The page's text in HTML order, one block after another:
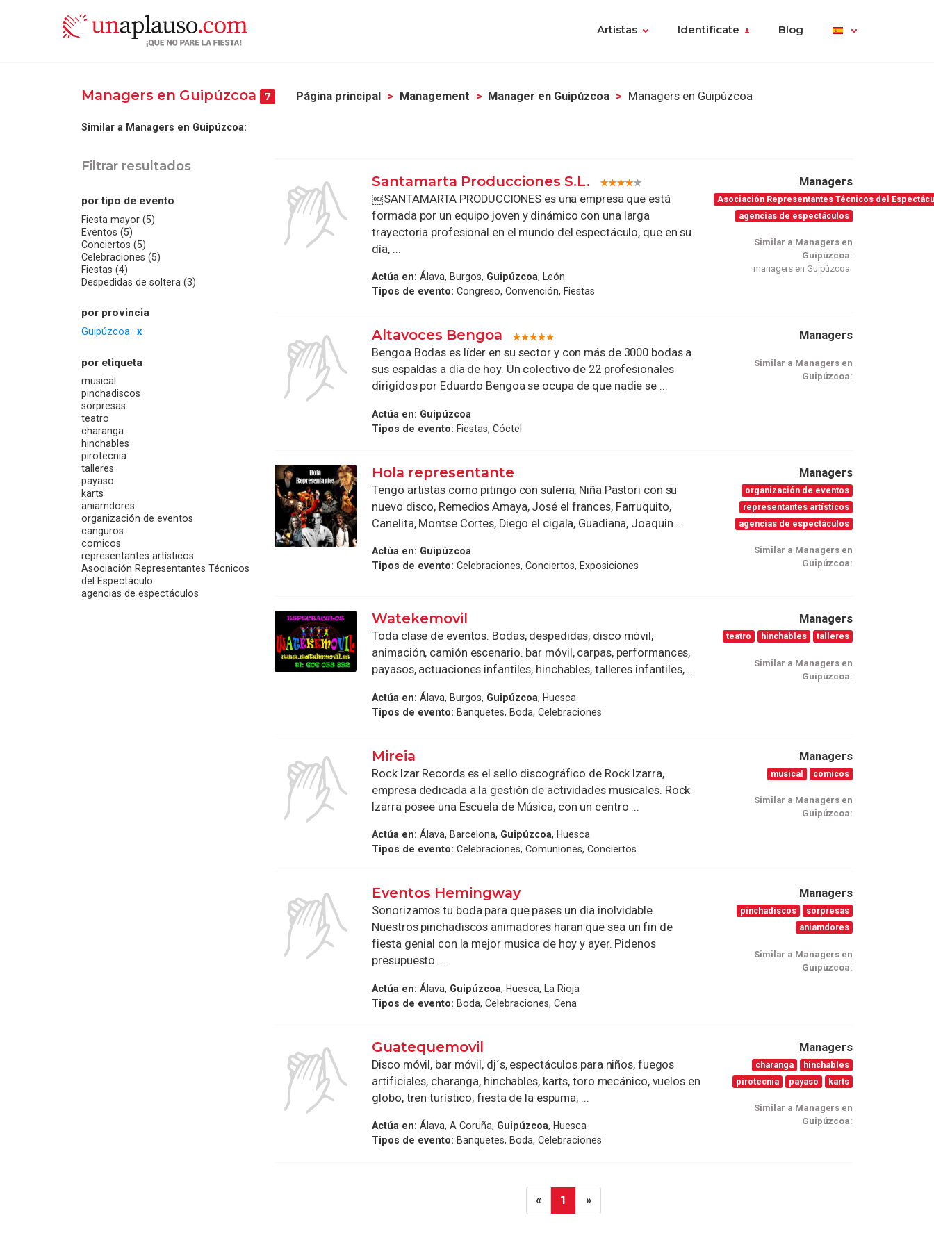
Artistas Identifícate Blog
Managers en Guipúzcoa 7 Página principal Management Manager en Guipúzcoa Managers en Guipúzcoa
Similar a Managers en Guipúzcoa:
Filtrar resultados
por tipo de evento
Fiesta mayor (5)
Eventos (5)
Conciertos (5)
Celebraciones (5)
Fiestas (4)
Despedidas de soltera (3)
por provincia
Guipúzcoa
por etiqueta
musical
pinchadiscos
sorpresas
teatro
charanga
hinchables
pirotecnia
talleres
payaso
karts
aniamdores
organización de eventos
canguros
comicos
representantes artísticos
Asociación Representantes Técnicos
del Espectáculo
agencias de espectáculos
Santamarta Producciones S.L.
￼SANTAMARTA PRODUCCIONES es una empresa que está
formada por un equipo joven y dinámico con una larga
trayectoria profesional en el mundo del espectáculo, que en su
día, ...
Actúa en: Álava, Burgos, Guipúzcoa, León
Tipos de evento: Congreso, Convención, Fiestas
Managers
Asociación Representantes Técnicos del
agencias de espectáculos
Similar a Managers en
Guipúzcoa:
managers en Guipúzcoa
Altavoces Bengoa
Bengoa Bodas es líder en su sector y con más de 3000 bodas a
sus espaldas a día de hoy. Un colectivo de 22 profesionales
dirigidos por Eduardo Bengoa se ocupa de que nadie se ...
Actúa en: Guipúzcoa
Tipos de evento: Fiestas, Cóctel
Managers
Similar a Managers en
Guipúzcoa:
Hola representante
Tengo artistas como pitingo con suleria, Niña Pastori con su
nuevo disco, Remedios Amaya, José el frances, Farruquito,
Canelita, Montse Cortes, Diego el cigala, Guadiana, Joaquin ...
Actúa en: Guipúzcoa
Tipos de evento: Celebraciones, Conciertos, Exposiciones
Managers
organización de eventos
representantes artísticos
agencias de espectáculos
Similar a Managers en
Guipúzcoa:
Watekemovil
Toda clase de eventos. Bodas, despedidas, disco móvil,
animación, camión escenario. bar móvil, carpas, performances,
payasos, actuaciones infantiles, hinchables, talleres infantiles, ...
Actúa en: Álava, Burgos, Guipúzcoa, Huesca
Tipos de evento: Banquetes, Boda, Celebraciones
Managers
teatro hinchables talleres
Similar a Managers en
Guipúzcoa:
Mireia
Rock Izar Records es el sello discográfico de Rock Izarra,
empresa dedicada a la gestión de actividades musicales. Rock
Izarra posee una Escuela de Música, con un centro ...
Actúa en: Álava, Barcelona, Guipúzcoa, Huesca
Tipos de evento: Celebraciones, Comuniones, Conciertos
Managers
musical comicos
Similar a Managers en
Guipúzcoa:
Eventos Hemingway
Sonorizamos tu boda para que pases un dia inolvidable.
Nuestros pinchadiscos animadores haran que sea un fin de
fiesta genial con la mejor musica de hoy y ayer. Pidenos
presupuesto ...
Actúa en: Álava, Guipúzcoa, Huesca, La Rioja
Tipos de evento: Boda, Celebraciones, Cena
Managers
pinchadiscos
sorpresas
aniamdores
Similar a Managers en
Guipúzcoa:
Guatequemovil
Disco móvil, bar móvil, dj´s, espectáculos para niños, fuegos
artificiales, charanga, hinchables, karts, toro mecánico, vuelos en
globo, tren turístico, fiesta de la espuma, ...
Actúa en: Álava, A Coruña, Guipúzcoa, Huesca
Tipos de evento: Banquetes, Boda, Celebraciones
Managers
charanga
hinchables
pirotecnia
payaso karts
Similar a Managers en
Guipúzcoa:
« 1 »